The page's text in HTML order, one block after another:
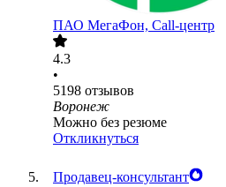
ПАО МегаФон, Call-центр
4.3
•
5198 отзывов
Воронеж
Можно без резюме
Откликнуться
Продавец-консультант